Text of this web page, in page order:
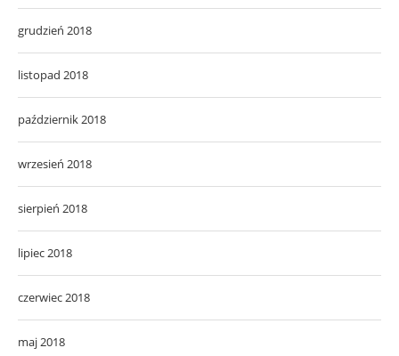
grudzień 2018
listopad 2018
październik 2018
wrzesień 2018
sierpień 2018
lipiec 2018
czerwiec 2018
maj 2018